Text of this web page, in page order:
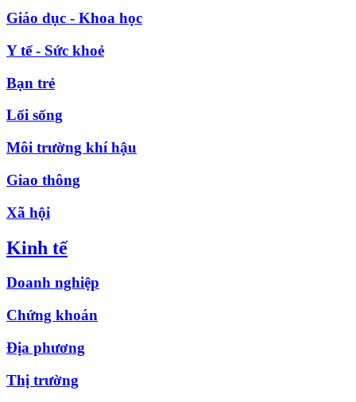
Giáo dục - Khoa học
Y tế - Sức khoẻ
Bạn trẻ
Lối sống
Môi trường khí hậu
Giao thông
Xã hội
Kinh tế
Doanh nghiệp
Chứng khoán
Địa phương
Thị trường